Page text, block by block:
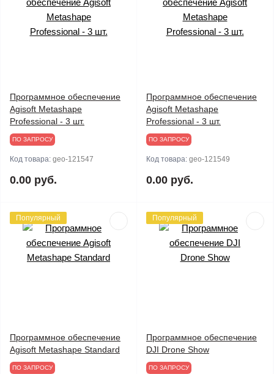
Программное обеспечение
Agisoft Metashape
Professional - 3 шт.
ПО ЗАПРОСУ
Код товара: geo-121547
0.00 руб.
Программное обеспечение
Agisoft Metashape
Professional - 3 шт.
ПО ЗАПРОСУ
Код товара: geo-121549
0.00 руб.
Популярный
Программное обеспечение
Agisoft Metashape Standard
ПО ЗАПРОСУ
Популярный
Программное обеспечение
DJI Drone Show
ПО ЗАПРОСУ